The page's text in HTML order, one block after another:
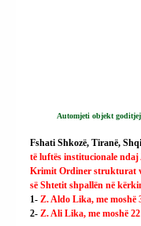
Automjeti objekt
Fshati Shkozë, Tiranë,
të luftës institucionale ndaj
Krimit Ordiner strukturat
së Shtetit shpallën në
1- Z. Aldo Lika, me moshë
2- Z. Ali Lika, me moshë